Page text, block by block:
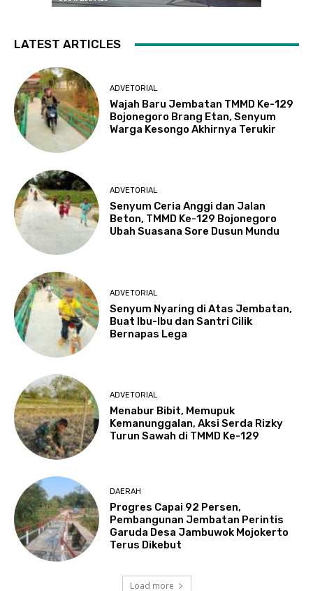
LATEST ARTICLES
ADVETORIAL
Wajah Baru Jembatan TMMD Ke-129
Bojonegoro Brang Etan, Senyum
Warga Kesongo Akhirnya Terukir
ADVETORIAL
Senyum Ceria Anggi dan Jalan
Beton, TMMD Ke-129 Bojonegoro
Ubah Suasana Sore Dusun Mundu
ADVETORIAL
Senyum Nyaring di Atas Jembatan,
Buat Ibu-Ibu dan Santri Cilik
Bernapas Lega
ADVETORIAL
Menabur Bibit, Memupuk
Kemanunggalan, Aksi Serda Rizky
Turun Sawah di TMMD Ke-129
DAERAH
Progres Capai 92 Persen,
Pembangunan Jembatan Perintis
Garuda Desa Jambuwok Mojokerto
Terus Dikebut
Load more